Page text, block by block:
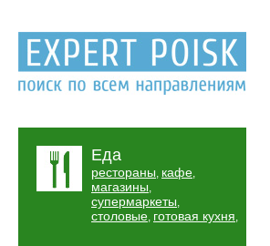
Еда
рестораны, кафе,
магазины,
супермаркеты,
столовые, готовая кухня,